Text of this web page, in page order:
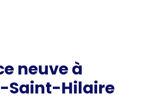
neuve à
Saint-Hilaire